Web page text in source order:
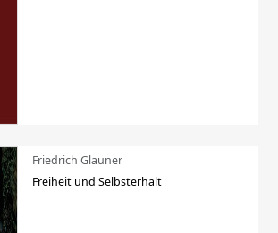
Friedrich Glauner
Freiheit und Selbsterhalt